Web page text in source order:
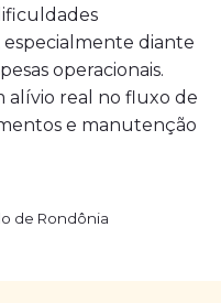
diante
operacionais.
alívio real no fluxo de
e manutenção
de Rondônia